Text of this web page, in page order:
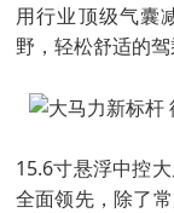
用行业顶级气囊
野，轻松舒适的驾
15.6寸悬浮中控
全面领先，除了